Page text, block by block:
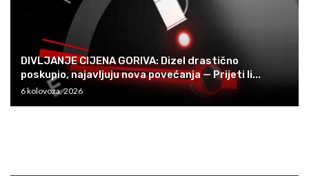
DIVLJANJE CIJENA GORIVA: Dizel drastično
poskupio, najavljuju nova povećanja — Prijeti li...
6 kolovoza, 2026